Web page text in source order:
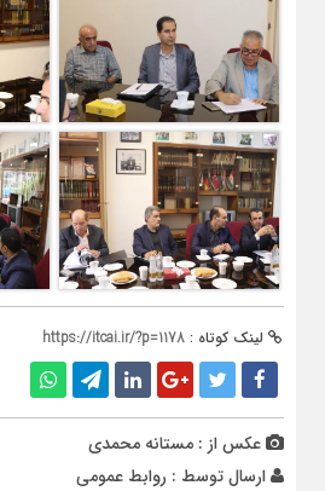
لینک کوتاه : https://itcai.ir/?p=1178
عکس از : مستانه محمدی
ارسال توسط : روابط عمومی